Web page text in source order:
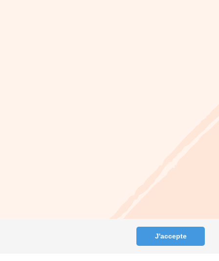
J'accepte